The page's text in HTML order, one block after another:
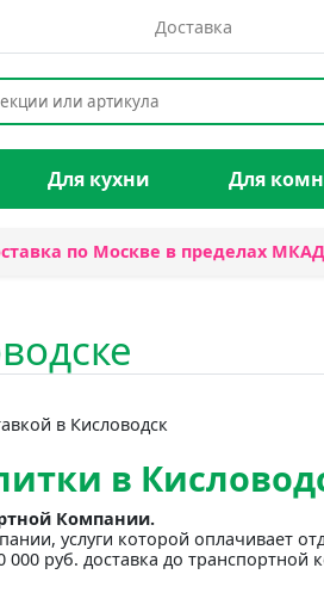
Доставка
Для кухни Для
по Москве в пределах
в Кисловодск
в
Компании.
услуги которой оплачивает
руб. доставка до транспортной